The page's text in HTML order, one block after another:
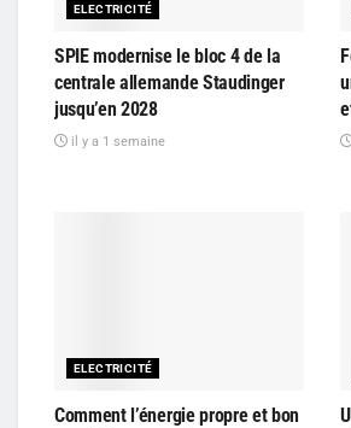
ELECTRICITÉ
SPIE modernise le bloc 4 de la
centrale allemande Staudinger
jusqu’en 2028
il y a 1 semaine
ELECTRICITÉ
Comment l’énergie propre et bon